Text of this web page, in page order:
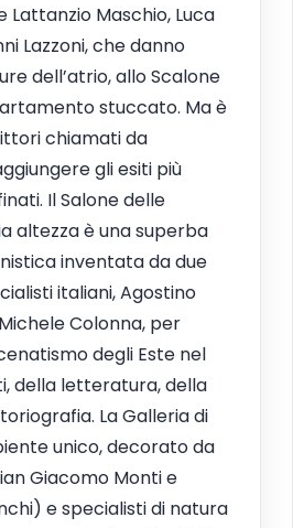
Maschio, Luca
Lazzoni, che danno
dell’atrio, allo Scalone
stuccato. Ma è
chiamati da
gli esiti più
Il Salone delle
altezza è una superba
inventata da due
italiani, Agostino
Colonna, per
degli Este nel
della letteratura, della
La Galleria di
unico, decorato da
Giacomo Monti e
e specialisti di natura